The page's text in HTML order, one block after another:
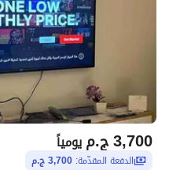
ج.م3,700 يومياً
الدفعة المقدّمة: 3,700 ج.م